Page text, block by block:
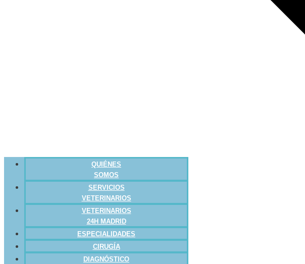
QUIÉNES
SOMOS
SERVICIOS
VETERINARIOS
VETERINARIOS
24H MADRID
ESPECIALIDADES
CIRUGÍA
DIAGNÓSTICO